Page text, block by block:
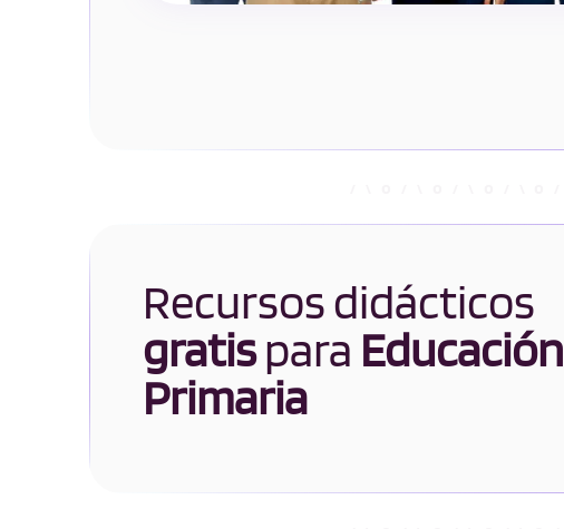
Recursos didácticos
gratispara Educación
Primaria